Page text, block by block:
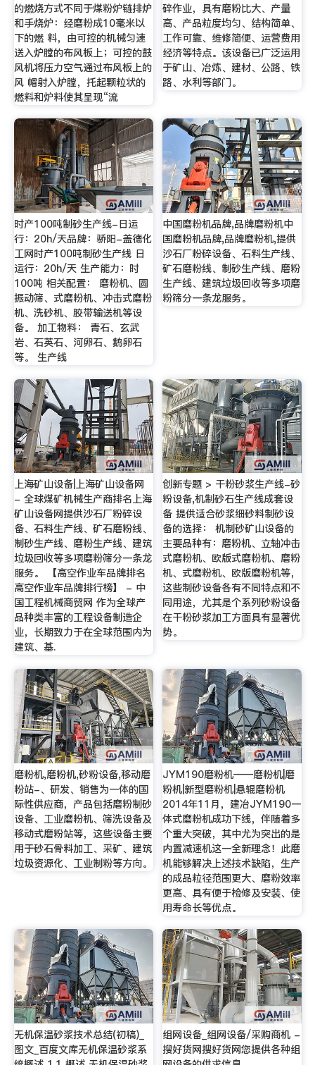
的燃烧方式不同于煤粉炉链排炉
和手烧炉：经磨粉成10毫米以
下的燃 料，由可控的机械匀速
送入炉膛的布风板上；可控的鼓
风机将压力空气通过布风板上的
风 帽射入炉膛，托起颗粒状的
燃料和炉料使其呈现“流
碎作业，具有磨粉比大、产量
高、产品粒度均匀、结构简单、
工作可靠、维修简便、运营费用
经济等特点。该设备已广泛运用
于矿山、冶炼、建材、公路、铁
路、水利等部门。
时产100吨制砂生产线-日运
行：20h/天品牌：骄阳-盖德化
工网时产100吨制砂生产线 日
运行：20h/天 生产能力：时
100吨 相关配置： 磨粉机、圆
振动筛、式磨粉机、冲击式磨粉
机、洗砂机、胶带输送机等设
备。 加工物料： 青石、玄武
岩、石英石、河卵石、鹅卵石
等。 生产线
中国磨粉机品牌,品牌磨粉机中
国磨粉机品牌,品牌磨粉机,提供
沙石厂粉碎设备、石料生产线、
矿石磨粉线、制砂生产线、磨粉
生产线、建筑垃圾回收等多项磨
粉筛分一条龙服务。
上海矿山设备|上海矿山设备网
- 全球煤矿机械生产商排名上海
矿山设备网提供沙石厂粉碎设
备、石料生产线、矿石磨粉线、
制砂生产线、磨粉生产线、建筑
垃圾回收等多项磨粉筛分一条龙
服务。 【高空作业车品牌排名
高空作业车品牌排行榜】 - 中
国工程机械商贸网 作为全球产
品种类丰富的工程设备制造企
业，长期致力于在全球范围内为
建筑、基.
创新专题 > 干粉砂浆生产线-砂
粉设备,机制砂石生产线成套设
备 提供适合砂浆细砂料制砂设
备的选择： 机制砂矿山设备的
主要品种有：磨粉机、立轴冲击
式磨粉机、欧版式磨粉机、磨粉
机、式磨粉机、欧版磨粉机等，
这些制砂设备各有不同特点和不
同用途，尤其是个系列砂粉设备
在干粉砂浆加工方面具有显著优
势。
磨粉机,磨粉机,砂粉设备,移动磨
粉站-、研发、销售为一体的国
际性供应商，产品包括磨粉制砂
设备、工业磨粉机、筛洗设备及
移动式磨粉站等，这些设备主要
用于砂石骨料加工、采矿、建筑
垃圾资源化、工业制粉等方向。
JYM190磨粉机——磨粉机|磨
粉机|新型磨粉机|悬辊磨粉机
2014年11月，建冶JYM190一
体式磨粉机成功下线，伴随着多
个重大突破，其中尤为突出的是
内置减速机这一全新理念！此磨
机能够解决上述技术缺陷，生产
的成品粒径范围更大、磨粉效率
更高、具有便于检修及安装、使
用寿命长等优点。
无机保温砂浆技术总结(初稿)_
图文_百度文库无机保温砂浆系
组网设备_组网设备/采购商机 -
搜好货网搜好货网您提供各种组